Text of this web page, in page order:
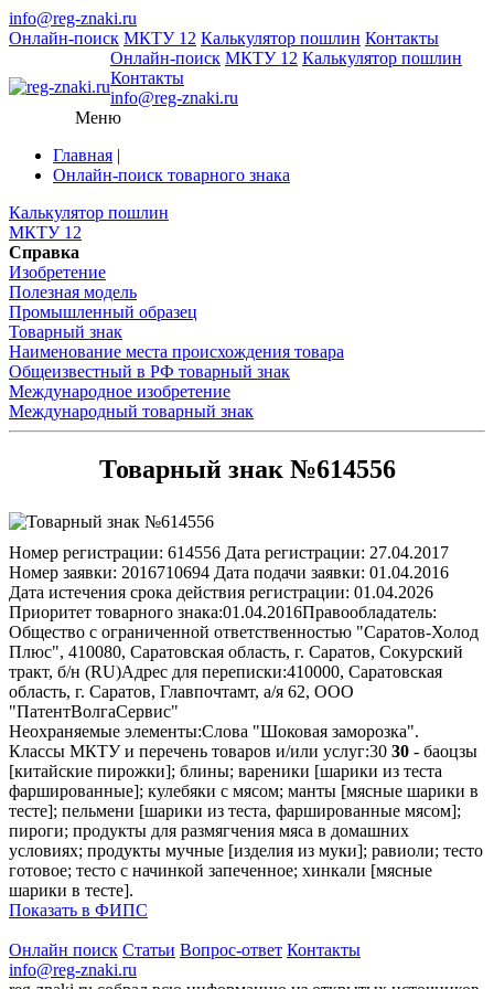
info@reg-znaki.ru
Онлайн-поиск МКТУ 12 Калькулятор пошлин Контакты
Онлайн-поиск МКТУ 12 Калькулятор пошлин
Контакты
info@reg-znaki.ru
Меню
Главная |
Онлайн-поиск товарного знака
Калькулятор пошлин
МКТУ 12
Справка
Изобретение
Полезная модель
Промышленный образец
Товарный знак
Наименование места происхождения товара
Общеизвестный в РФ товарный знак
Международное изобретение
Международный товарный знак
Товарный знак №614556
Номер регистрации: 614556 Дата регистрации: 27.04.2017
Номер заявки: 2016710694 Дата подачи заявки: 01.04.2016
Дата истечения срока действия регистрации: 01.04.2026
Приоритет товарного знака:01.04.2016Правообладатель:
Общество с ограниченной ответственностью "Саратов-Холод
Плюс", 410080, Саратовская область, г. Саратов, Сокурский
тракт, б/н (RU)Адрес для переписки:410000, Саратовская
область, г. Саратов, Главпочтамт, а/я 62, ООО
"ПатентВолгаСервис"
Неохраняемые элементы:Слова "Шоковая заморозка".
Классы МКТУ и перечень товаров и/или услуг:30 30 - баоцзы
[китайские пирожки]; блины; вареники [шарики из теста
фаршированные]; кулебяки с мясом; манты [мясные шарики в
тесте]; пельмени [шарики из теста, фаршированные мясом];
пироги; продукты для размягчения мяса в домашних
условиях; продукты мучные [изделия из муки]; равиоли; тесто
готовое; тесто с начинкой запеченное; хинкали [мясные
шарики в тесте].
Показать в ФИПС
Онлайн поиск Статьи Вопрос-ответ Контакты
info@reg-znaki.ru